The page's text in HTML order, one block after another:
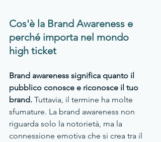
Cos'è la Brand Awareness e
perché importa nel mondo
high ticket
Brand awareness significa quanto il
pubblico conosce e riconosce il tuo
brand. Tuttavia, il termine ha molte
sfumature. La brand awareness non
riguarda solo la notorietà, ma la
connessione emotiva che si crea tra il